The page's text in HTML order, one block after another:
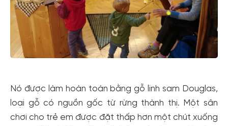
Nó được làm hoàn toàn bằng gỗ linh sam Douglas,
loại gỗ có nguồn gốc từ rừng thành thị. Một sân
chơi cho trẻ em được đặt thấp hơn một chút xuống